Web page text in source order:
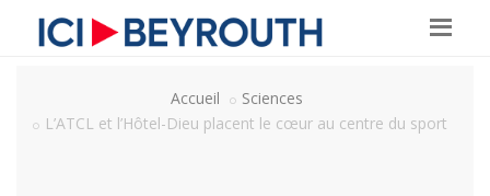
Accueil
Sciences
L’ATCL et l’Hôtel-Dieu placent le cœur au centre du sport